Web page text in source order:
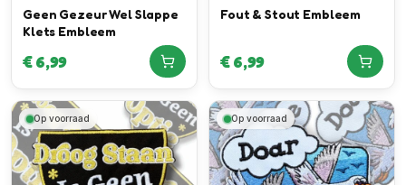
Geen Gezeur Wel Slappe
Klets Embleem
€6,99
Fout & Stout Embleem
€6,99
Op voorraad Op voorraad